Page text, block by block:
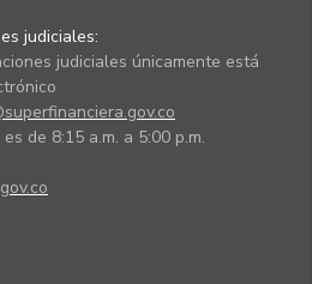
judiciales:
judiciales únicamente está
de 8:15 a.m. a 5:00 p.m.